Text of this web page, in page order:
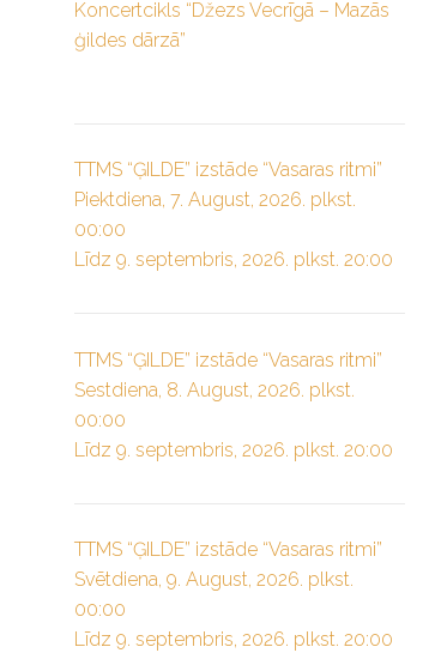
Koncertcikls “Džezs Vecrīgā – Mazās
ģildes dārzā”
TTMS “ĢILDE” izstāde “Vasaras ritmi”
Piektdiena, 7. August, 2026. plkst.
00:00
Līdz 9. septembris, 2026. plkst. 20:00
TTMS “ĢILDE” izstāde “Vasaras ritmi”
Sestdiena, 8. August, 2026. plkst.
00:00
Līdz 9. septembris, 2026. plkst. 20:00
TTMS “ĢILDE” izstāde “Vasaras ritmi”
Svētdiena, 9. August, 2026. plkst.
00:00
Līdz 9. septembris, 2026. plkst. 20:00